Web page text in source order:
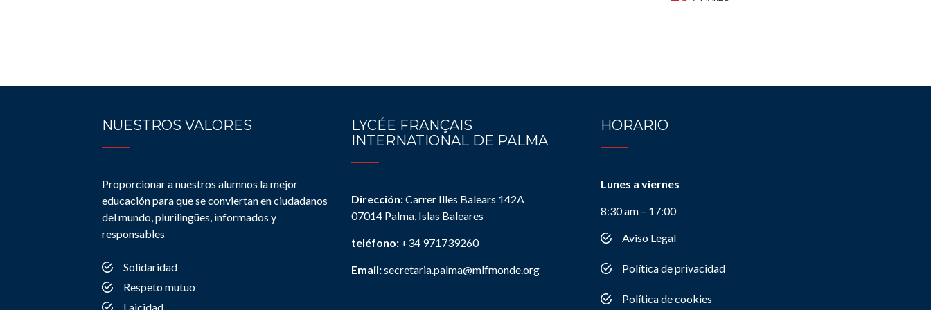
NUESTROS VALORES
Proporcionar a nuestros alumnos la mejor
educación para que se conviertan en ciudadanos
del mundo, plurilingües, informados y
responsables
Solidaridad
Respeto mutuo
Laicidad
LYCÉE FRANÇAIS
INTERNATIONAL DE PALMA
Dirección:Carrer Illes Balears 142A
07014 Palma, Islas Baleares
teléfono: +34 971739260
Email:secretaria.palma@mlfmonde.org
HORARIO
Lunes a viernes
8:30 am – 17:00
Aviso Legal
Política de privacidad
Política de cookies